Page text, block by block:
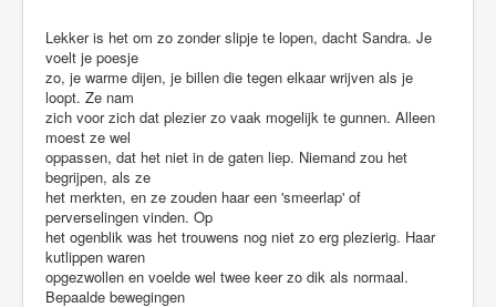
Lekker is het om zo zonder slipje te lopen, dacht Sandra. Je
voelt je poesje
zo, je warme dijen, je billen die tegen elkaar wrijven als je
loopt. Ze nam
zich voor zich dat plezier zo vaak mogelijk te gunnen. Alleen
moest ze wel
oppassen, dat het niet in de gaten liep. Niemand zou het
begrijpen, als ze
het merkten, en ze zouden haar een 'smeerlap' of
perverselingen vinden. Op
het ogenblik was het trouwens nog niet zo erg plezierig. Haar
kutlippen waren
opgezwollen en voelde wel twee keer zo dik als normaal.
Bepaalde bewegingen